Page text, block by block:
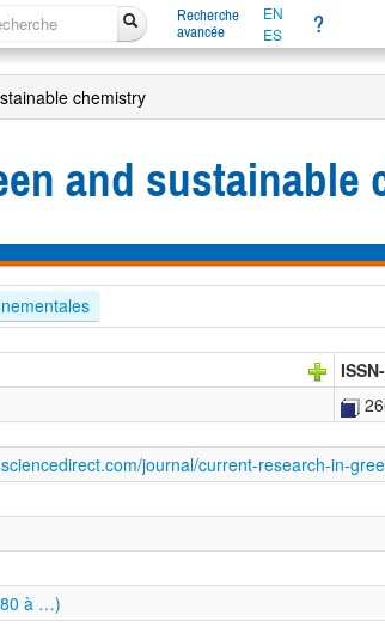
Recherche
avancée
EN
ES
?
chemistry
and sustainable
journal/current-research-in-
à …)